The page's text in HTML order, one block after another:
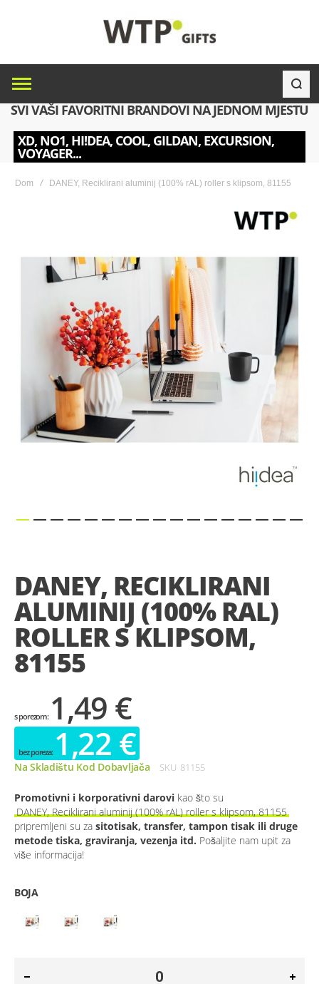
SVI VAŠI FAVORITNI BRANDOVI NA JEDNOM MJESTU
XD, NO1, HI!DEA, COOL, GILDAN, EXCURSION,
VOYAGER...
Dom DANEY, Reciklirani aluminij (100% rAL) roller s klipsom, 81155
beginning
of
the
images
gallery
DANEY, RECIKLIRANI
ALUMINIJ (100% RAL)
ROLLER S KLIPSOM,
81155
1,49 €
1,22 €
Na Skladištu Kod Dobavljača SKU 81155
Promotivni i korporativni darovi kao što su
DANEY, Reciklirani aluminij (100% rAL) roller s klipsom, 81155
pripremljeni su za sitotisak, transfer, tampon tisak ili druge
metode tiska, graviranja, vezenja itd. Pošaljite nam upit za
više informacija!
BOJA